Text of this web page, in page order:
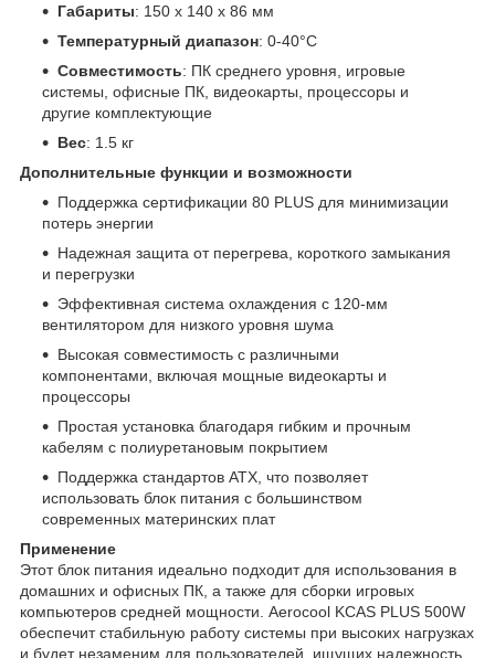
Габариты: 150 x 140 x 86 мм
Температурный диапазон: 0-40°C
Совместимость: ПК среднего уровня, игровые
системы, офисные ПК, видеокарты, процессоры и
другие комплектующие
Вес: 1.5 кг
Дополнительные функции и возможности
Поддержка сертификации 80 PLUS для минимизации
потерь энергии
Надежная защита от перегрева, короткого замыкания
и перегрузки
Эффективная система охлаждения с 120-мм
вентилятором для низкого уровня шума
Высокая совместимость с различными
компонентами, включая мощные видеокарты и
процессоры
Простая установка благодаря гибким и прочным
кабелям с полиуретановым покрытием
Поддержка стандартов ATX, что позволяет
использовать блок питания с большинством
современных материнских плат
Применение
Этот блок питания идеально подходит для использования в
домашних и офисных ПК, а также для сборки игровых
компьютеров средней мощности. Aerocool KCAS PLUS 500W
обеспечит стабильную работу системы при высоких нагрузках
и будет незаменим для пользователей, ищущих надежность,